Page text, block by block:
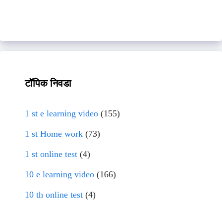
टॉपिक निवडा
1 st e learning video (155)
1 st Home work (73)
1 st online test (4)
10 e learning video (166)
10 th online test (4)